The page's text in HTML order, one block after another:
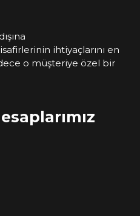
ihtiyaçlarını en
o müşteriye özel bir